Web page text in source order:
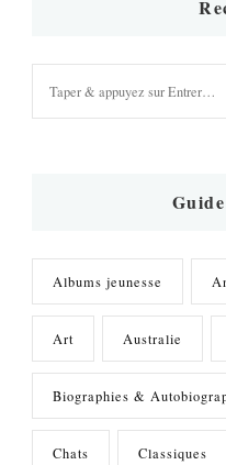
Albums jeunesse
Art Australie
Biographies &
Chats Classiques